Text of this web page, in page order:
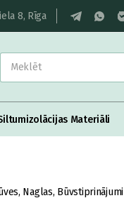
8, Rīga
Materiāli
Naglas, Būvstiprinājumi